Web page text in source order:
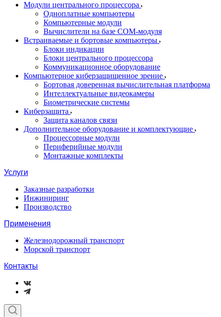
Модули центрального процессора
Одноплатные компьютеры
Компьютерные модули
Вычислители на базе COM-модуля
Встраиваемые и бортовые компьютеры
Блоки индикации
Блоки центрального процессора
Коммуникационное оборудование
Компьютерное киберзащищенное зрение
Бортовая доверенная вычислительная платформа
Интеллектуальные видеокамеры
Биометрические системы
Киберзащита
Защита каналов связи
Дополнительное оборудование и комплектующие
Процессорные модули
Периферийные модули
Монтажные комплекты
Услуги
Заказные разработки
Инжиниринг
Производство
Применения
Железнодорожный транспорт
Морской транспорт
Контакты